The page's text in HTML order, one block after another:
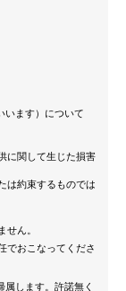
います）について
に関して生じた損害
は約束するものでは
せん。
でおこなってくださ
します。許諾無く